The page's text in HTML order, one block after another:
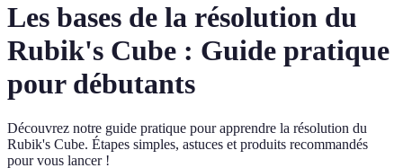
Les bases de la résolution du
Rubik's Cube : Guide pratique
pour débutants
Découvrez notre guide pratique pour apprendre la résolution du
Rubik's Cube. Étapes simples, astuces et produits recommandés
pour vous lancer !